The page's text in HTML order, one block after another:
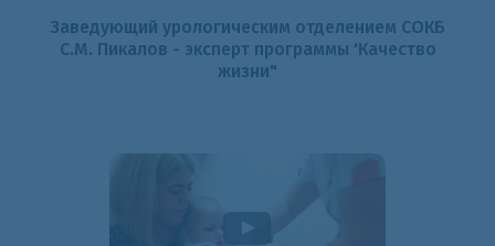
Заведующий урологическим отделением СОКБ
С.М. Пикалов - эксперт программы 'Качество
жизни"